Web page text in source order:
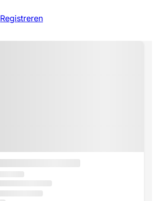
Registreren